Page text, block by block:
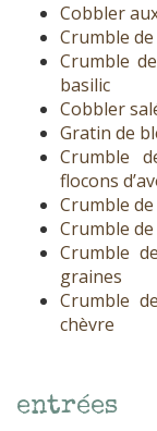
Cobbler
Crumble
Crumble
basilic
Cobbler
Gratin de
Crumble
flocons
Crumble
Crumble
Crumble
graines
Crumble
chèvre
entrées